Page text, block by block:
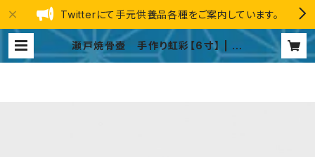
Twitterにて手元供養品各種をご案内しています。
瀬戸焼骨壺 手作り虹彩【6寸】 | 手
元供養品 総合ストア GINGA